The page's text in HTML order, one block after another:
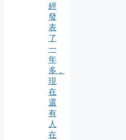
經
發
表
了
一
年
多，
現
在
還
有
人
在